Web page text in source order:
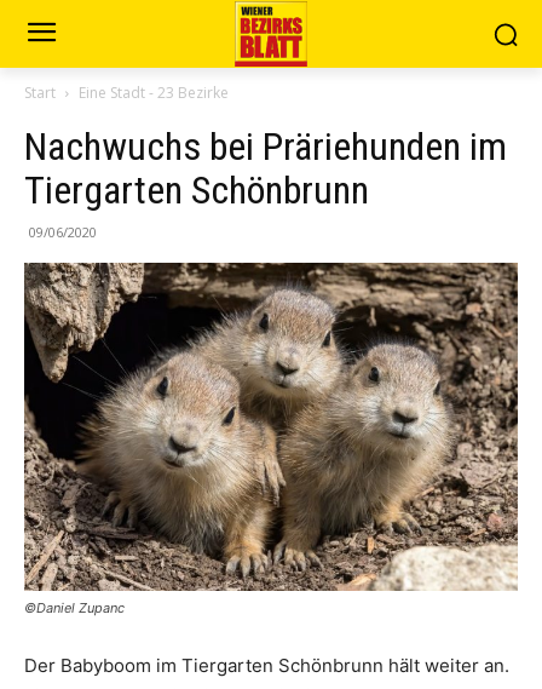
Start Eine Stadt - 23 Bezirke
Nachwuchs bei Präriehunden im
Tiergarten Schönbrunn
09/06/2020
©Daniel Zupanc
Der Babyboom im Tiergarten Schönbrunn hält weiter an.